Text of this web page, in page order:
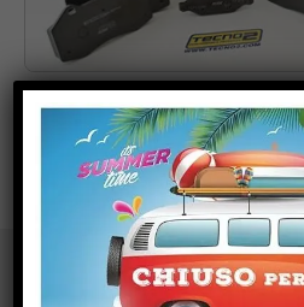
Novità Ferodo Racing
Articoli recenti